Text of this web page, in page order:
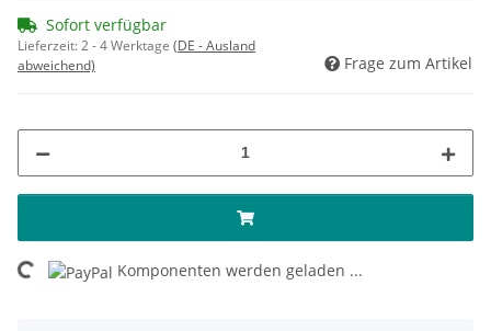
Sofort verfügbar
Lieferzeit:2 - 4 Werktage (DE - Ausland
abweichend)
Frage zum Artikel
Komponenten werden geladen ...